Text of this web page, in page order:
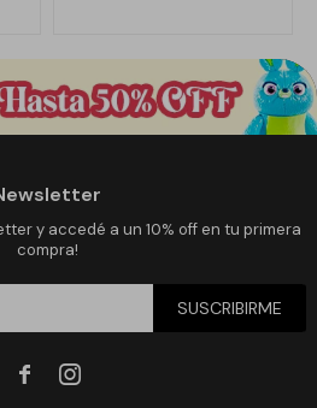
y accedé a un 10% off en tu primera
compra!
SUSCRIBIRME
 